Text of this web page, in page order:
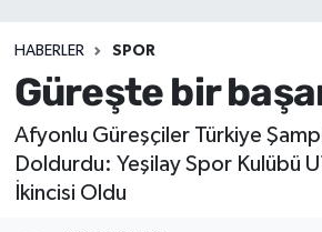
HABERLER SPOR
Güreşte bir
Afyonlu Güreşçiler Türkiye
Doldurdu: Yeşilay Spor Kulübü
İkincisi Oldu
Sağlık
Eğitim
Sivil Toplum